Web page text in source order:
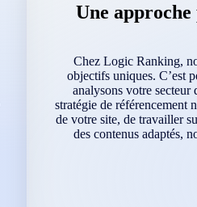
Une approche
Chez Logic Ranking,
objectifs uniques. C’est
analysons votre secteur
stratégie de référencement
de votre site, de travailler
des contenus adaptés,